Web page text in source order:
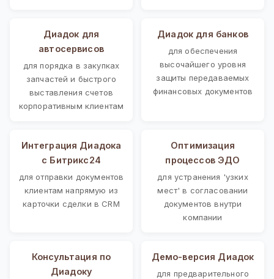
Диадок для
автосервисов
для порядка в закупках
запчастей и быстрого
выставления счетов
корпоративным клиентам
Диадок для банков
для обеспечения
высочайшего уровня
защиты передаваемых
финансовых документов
Интеграция Диадока
с Битрикс24
для отправки документов
клиентам напрямую из
карточки сделки в CRM
Оптимизация
процессов ЭДО
для устранения 'узких
мест' в согласовании
документов внутри
компании
Консультация по
Диадоку
Демо-версия Диадок
для предварительного